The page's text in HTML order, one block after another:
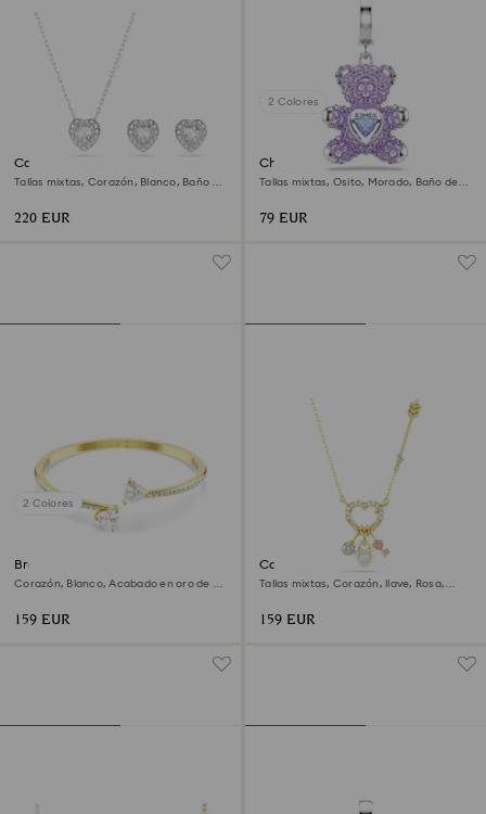
Conjunto Ariana Grande x
Swarovski
Tallas mixtas, Corazón, Blanco, Baño de
220 EUR
2 Colores
Charm Idyllia
Tallas mixtas, Osito, Morado, Baño de
79 EUR
2 Colores
Brazalete Mesmera
Corazón, Blanco, Acabado en oro de 18
159 EUR
Colgante Idyllia
Tallas mixtas, Corazón, llave, Rosa,
159 EUR